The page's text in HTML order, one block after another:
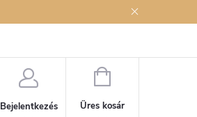
Bejelentkezés
KOSÁR
Üres kosár